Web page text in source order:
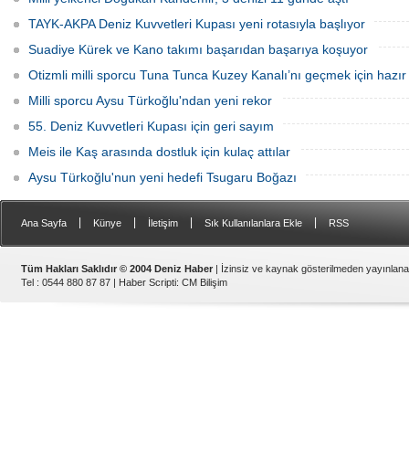
TAYK-AKPA Deniz Kuvvetleri Kupası yeni rotasıyla başlıyor
Suadiye Kürek ve Kano takımı başarıdan başarıya koşuyor
Otizmli milli sporcu Tuna Tunca Kuzey Kanalı’nı geçmek için hazır
Milli sporcu Aysu Türkoğlu'ndan yeni rekor
55. Deniz Kuvvetleri Kupası için geri sayım
Meis ile Kaş arasında dostluk için kulaç attılar
Aysu Türkoğlu'nun yeni hedefi Tsugaru Boğazı
Ana Sayfa Künye İletişim Sık Kullanılanlara Ekle RSS
Tüm Hakları Saklıdır © 2004 Deniz Haber | İzinsiz ve kaynak gösterilmeden
Tel : 0544 880 87 87 | Haber Scripti: CM Bilişim